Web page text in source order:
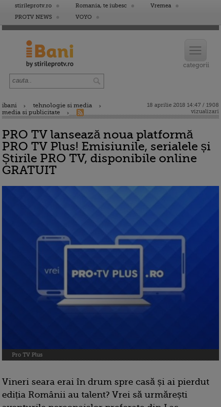
stirileprotv.ro Romania, te iubesc
Vremea
PROTV NEWS
VOYO
ibani
tehnologie si media
media si publicitate
18 aprilie 2018 14:47 / 1908
vizualizari
PRO TV lansează noua platformă
PRO TV Plus! Emisiunile, serialele și
Știrile PRO TV, disponibile online
GRATUIT
Pro TV Plus
Vineri seara erai în drum spre casă și ai pierdut
ediția Românii au talent? Vrei să urmărești